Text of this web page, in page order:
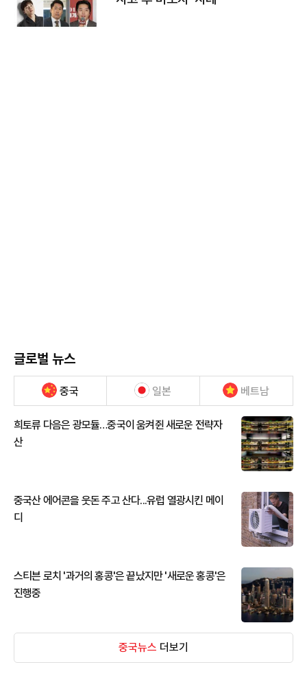
글로벌 뉴스
중국 일본 베트남
희토류 다음은 광모듈…중국이 움켜쥔 새로운 전략자
산
중국산 에어콘을 웃돈 주고 산다...유럽 열광시킨 메이
디
스티븐 로치 '과거의 홍콩'은 끝났지만 '새로운 홍콩'은
진행중
중국뉴스 더보기